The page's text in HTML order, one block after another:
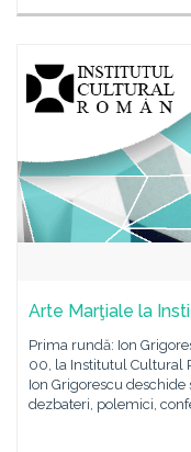
Arte Marţiale la
Prima rundă: Ion
00, la Institutul Cultural
Ion Grigorescu
dezbateri, polemici,